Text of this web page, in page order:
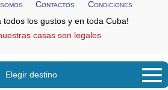
Contactos
Condiciones
todos los gustos y en toda Cuba!
casas son legales
Elegir destino